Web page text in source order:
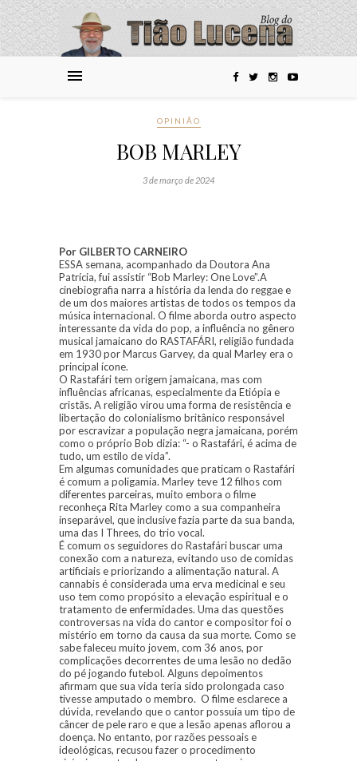
OPINIÃO
BOB MARLEY
3 de março de 2024
Por GILBERTO CARNEIRO
ESSA semana, acompanhado da Doutora Ana
Patrícia, fui assistir “Bob Marley: One Love”.A
cinebiografia narra a história da lenda do reggae e
de um dos maiores artistas de todos os tempos da
música internacional. O filme aborda outro aspecto
interessante da vida do pop, a influência no gênero
musical jamaicano do RASTAFÁRI, religião fundada
em 1930 por Marcus Garvey, da qual Marley era o
principal ícone.
O Rastafári tem origem jamaicana, mas com
influências africanas, especialmente da Etiópia e
cristãs. A religião virou uma forma de resistência e
libertação do colonialismo britânico responsável
por escravizar a população negra jamaicana, porém
como o próprio Bob dizia: “- o Rastafári, é acima de
tudo, um estilo de vida”.
Em algumas comunidades que praticam o Rastafári
é comum a poligamia. Marley teve 12 filhos com
diferentes parceiras, muito embora o filme
reconheça Rita Marley como a sua companheira
inseparável, que inclusive fazia parte da sua banda,
uma das I Threes, do trio vocal.
É comum os seguidores do Rastafári buscar uma
conexão com a natureza, evitando uso de comidas
artificiais e priorizando a alimentação natural. A
cannabis é considerada uma erva medicinal e seu
uso tem como propósito a elevação espiritual e o
tratamento de enfermidades. Uma das questões
controversas na vida do cantor e compositor foi o
mistério em torno da causa da sua morte. Como se
sabe faleceu muito jovem, com 36 anos, por
complicações decorrentes de uma lesão no dedão
do pé jogando futebol. Alguns depoimentos
afirmam que sua vida teria sido prolongada caso
tivesse amputado o membro. O filme esclarece a
dúvida, revelando que o cantor possuía um tipo de
câncer de pele raro e que a lesão apenas aflorou a
doença. No entanto, por razões pessoais e
ideológicas, recusou fazer o procedimento